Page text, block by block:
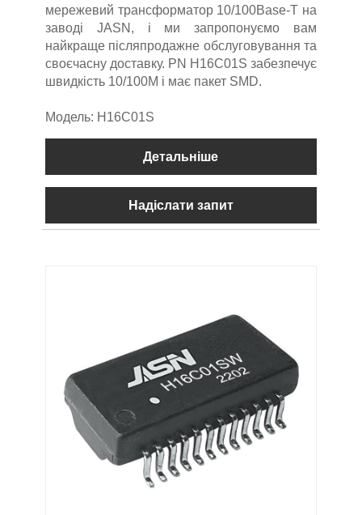
мережевий трансформатор 10/100Base-T на
заводі JASN, і ми запропонуємо вам
найкраще післяпродажне обслуговування та
своєчасну доставку. PN H16C01S забезпечує
швидкість 10/100M і має пакет SMD.
Модель: H16C01S
Детальніше
Надіслати запит